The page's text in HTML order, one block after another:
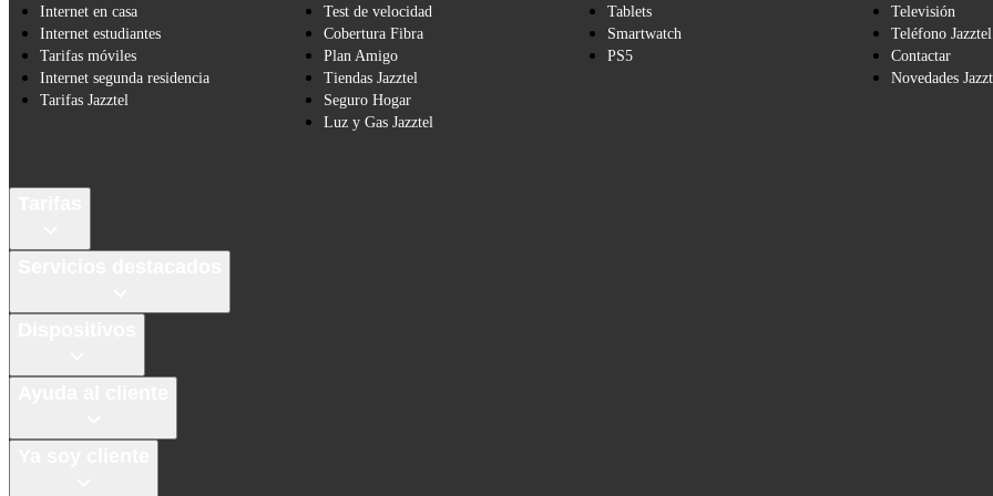
Internet en casa
Internet estudiantes
Tarifas móviles
Internet segunda residencia
Tarifas Jazztel
Test de velocidad
Cobertura Fibra
Plan Amigo
Tiendas Jazztel
Seguro Hogar
Luz y Gas Jazztel
Tablets
Smartwatch
PS5
Televisión
Teléfono Jazztel
Contactar
Novedades